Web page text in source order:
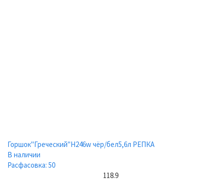
Горшок"Греческий"Н246w чёр/бел5,6л РЕПКА
В наличии
Расфасовка: 50
118.9